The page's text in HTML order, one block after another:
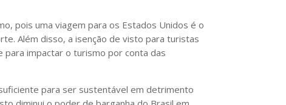
pois uma viagem para os Estados Unidos é o
Além disso, a isenção de visto para turistas
impactar o turismo por conta das
para ser sustentável em detrimento